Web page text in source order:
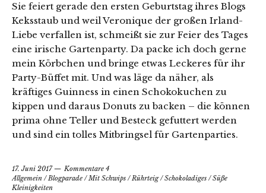
Sie feiert gerade den ersten Geburtstag ihres Blogs
Keksstaub und weil Veronique der großen Irland-
Liebe verfallen ist, schmeißt sie zur Feier des Tages
eine irische Gartenparty. Da packe ich doch gerne
mein Körbchen und bringe etwas Leckeres für ihr
Party-Büffet mit. Und was läge da näher, als
kräftiges Guinness in einen Schokokuchen zu
kippen und daraus Donuts zu backen – die können
prima ohne Teller und Besteck gefuttert werden
und sind ein tolles Mitbringsel für Gartenparties.
17. Juni 2017
Kommentare 4
Allgemein /Blogparade /Mit Schwips /Rührteig/Schokoladiges /Süße
Kleinigkeiten